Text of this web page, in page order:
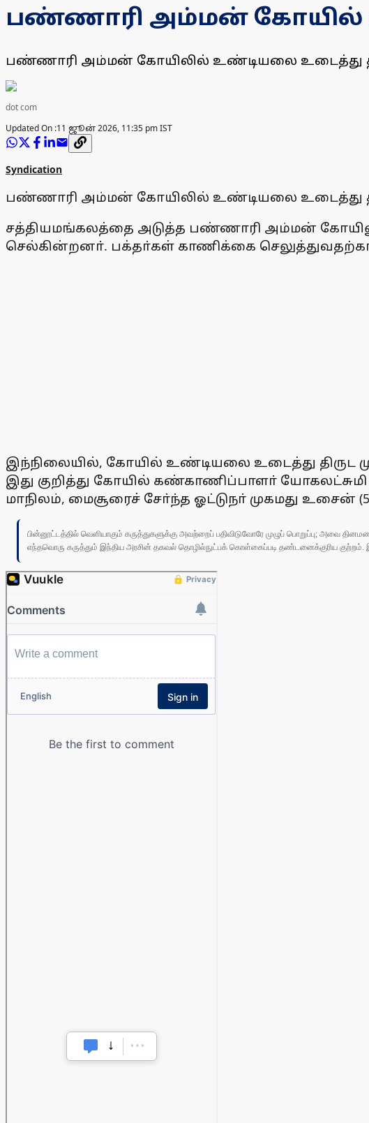
பண்ணாரி அம்மன் கோயில்
பண்ணாரி அம்மன் கோயிலில் உண்டியலை உடைத்து
dot com
Updated On :11 ஜூன் 2026, 11:35 pm IST
Syndication
பண்ணாரி அம்மன் கோயிலில் உண்டியலை உடைத்து
சத்தியமங்கலத்தை அடுத்த பண்ணாரி அம்மன்
செல்கின்றனா். பக்தா்கள் காணிக்கை
இந்நிலையில், கோயில் உண்டியலை உடைத்து திருட
இது குறித்து கோயில் கண்காணிப்பாளா்
மாநிலம், மைசூரைச் சோ்ந்த ஓட்டுநா் முகமது உசைன்
பின்னூட்டத்தில் வெளியாகும் கருத்துகளுக்கு அவற்றைப் பதிவிடுவோரே முழுப் பொறுப்பு; அவை
எந்தவொரு கருத்தும் இந்திய அரசின் தகவல் தொழில்நுட்பக் கொள்கைப்படி தண்டனைக்குரிய குற்றம்.